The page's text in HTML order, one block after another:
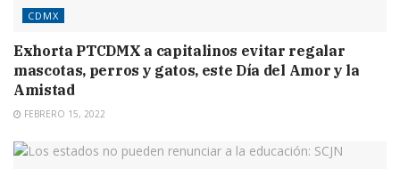
CDMX
Exhorta PTCDMX a capitalinos evitar regalar
mascotas, perros y gatos, este Día del Amor y la
Amistad
FEBRERO 15, 2022